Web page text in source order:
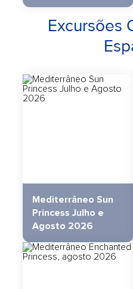
Excursões
Mediterrâneo Sun
Princess Julho e
Agosto 2026